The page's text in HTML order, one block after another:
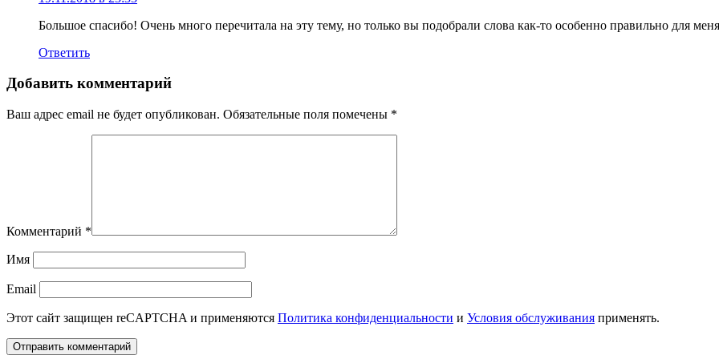
Большое спасибо! Очень много перечитала на эту тему, но только вы подобрали слова как-то особенно правильно для
Ответить
Добавить комментарий
Ваш адрес email не будет опубликован. Обязательные поля помечены *
Комментарий *
Имя
Email
Этот сайт защищен reCAPTCHA и применяются Политика конфиденциальности и Условия обслуживания применять.